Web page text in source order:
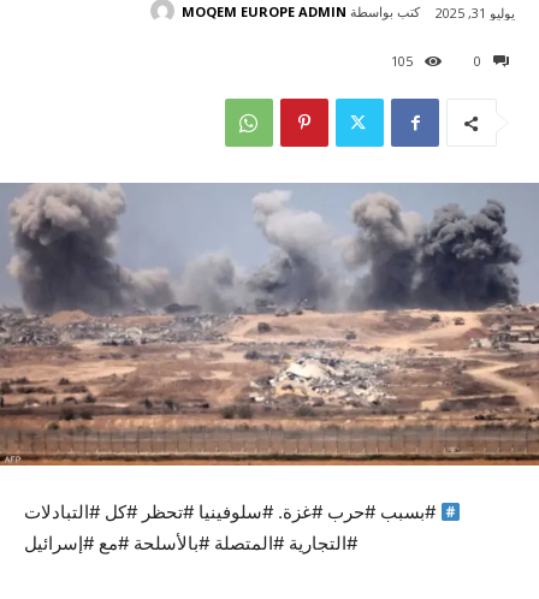
0
105
يوليو 31, 2025 كتب بواسطة MOQEM EUROPE ADMIN
#بسبب #حرب #غزة. #سلوفينيا #تحظر #كل #التبادلات
#التجارية #المتصلة #بالأسلحة #مع #إسرائيل